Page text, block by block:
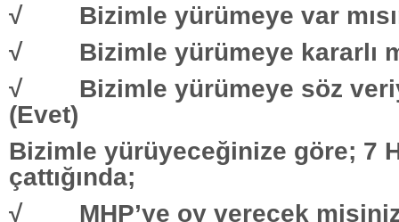
√ Bizimle yürümeye var
√ Bizimle yürümeye kararlı
√ Bizimle yürümeye söz
(Evet)
Bizimle yürüyeceğinize göre; 7
çattığında;
√ MHP’ye oy verecek